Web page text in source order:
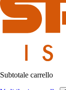
Subtotale carrello